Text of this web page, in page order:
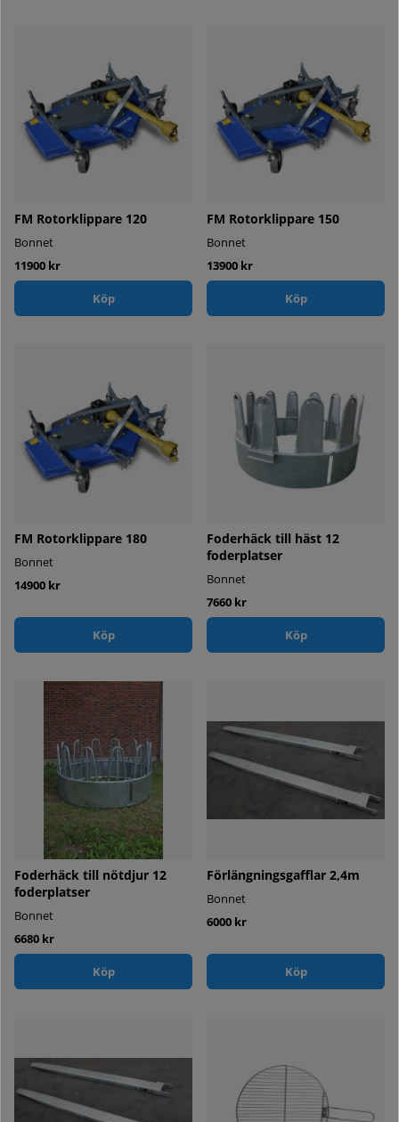
FM Rotorklippare 120
Bonnet
11900 kr
Köp
FM Rotorklippare 150
Bonnet
13900 kr
Köp
FM Rotorklippare 180
Bonnet
14900 kr
Köp
Foderhäck till häst 12
foderplatser
Bonnet
7660 kr
Köp
Foderhäck till nötdjur 12
foderplatser
Bonnet
6680 kr
Köp
Förlängningsgafflar 2,4m
Bonnet
6000 kr
Köp